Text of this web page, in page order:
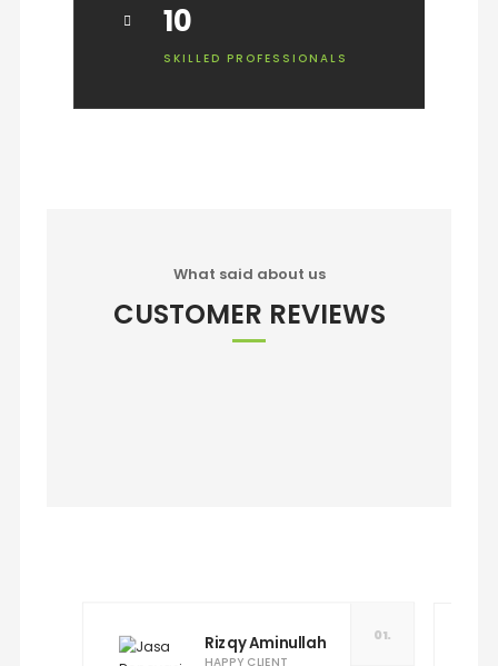
10
SKILLED PROFESSIONALS
What said about us
CUSTOMER REVIEWS
Rizqy Aminullah
HAPPY CLIENT
01.